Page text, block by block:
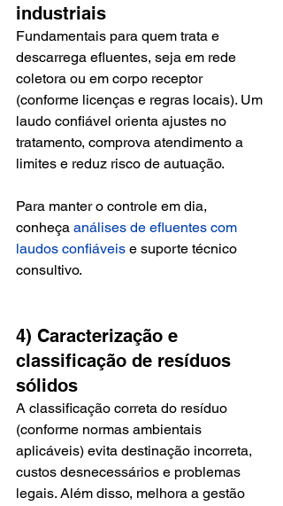
industriais
Fundamentais para quem trata e
descarrega efluentes, seja em rede
coletora ou em corpo receptor
(conforme licenças e regras locais). Um
laudo confiável orienta ajustes no
tratamento, comprova atendimento a
limites e reduz risco de autuação.
Para manter o controle em dia,
conheça análises de efluentes com
laudos confiáveis e suporte técnico
consultivo.
4) Caracterização e
classificação de resíduos
sólidos
A classificação correta do resíduo
(conforme normas ambientais
aplicáveis) evita destinação incorreta,
custos desnecessários e problemas
legais. Além disso, melhora a gestão